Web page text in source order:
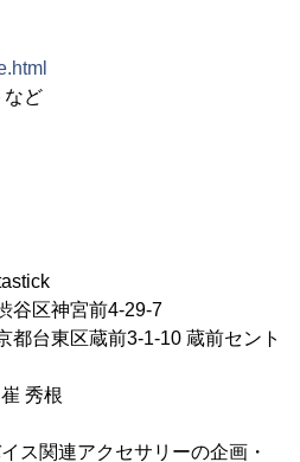
など
谷区神宮前4-29-7
区蔵前3-1-10 蔵前セント
秀根
ス関連アクセサリーの企画・